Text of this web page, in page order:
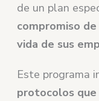
de un plan
compromiso
vida de sus
Este programa
protocolos que